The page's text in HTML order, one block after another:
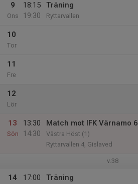
9
Ons
18:15
19:30
Träning
Ryttarvallen
10
Tor
11
Fre
12
Lör
13
Sön
13:30
14:30
Match mot IFK Värnamo 6
Västra Höst (1)
Ryttarvallen 4, Gislaved
v.38
14
17:00
Träning